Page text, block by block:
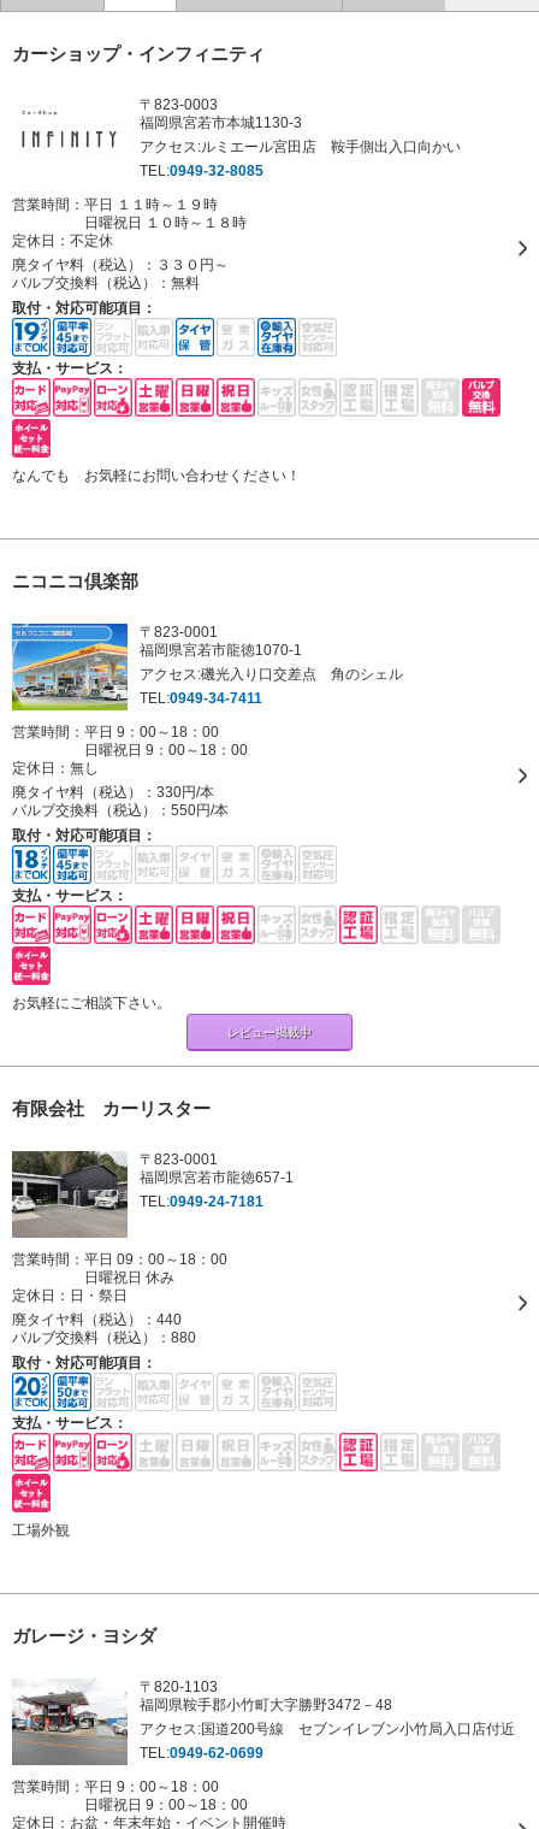
カーショップ・インフィニティ
〒823-0003
福岡県宮若市本城1130-3
アクセス:ルミエール宮田店 鞍手側出入口向かい
TEL:0949-32-8085
営業時間：平日 １１時～１９時
日曜祝日 １０時～１８時
定休日： 不定休
廃タイヤ料（税込）： ３３０円～
バルブ交換料（税込）： 無料
取付・対応可能項目：
支払・サービス：
なんでも お気軽にお問い合わせください！
ニコニコ倶楽部
〒823-0001
福岡県宮若市龍徳1070-1
アクセス:磯光入り口交差点 角のシェル
TEL:0949-34-7411
営業時間：平日 9：00～18：00
日曜祝日 9：00～18：00
定休日： 無し
廃タイヤ料（税込）： 330円/本
バルブ交換料（税込）： 550円/本
取付・対応可能項目：
支払・サービス：
お気軽にご相談下さい。
レビュー掲載中
有限会社 カーリスター
〒823-0001
福岡県宮若市龍徳657-1
TEL:0949-24-7181
営業時間：平日 09：00～18：00
日曜祝日 休み
定休日： 日・祭日
廃タイヤ料（税込）： 440
バルブ交換料（税込）： 880
取付・対応可能項目：
支払・サービス：
工場外観
ガレージ・ヨシダ
〒820-1103
福岡県鞍手郡小竹町大字勝野3472－48
アクセス:国道200号線 セブンイレブン小竹局入口店付近
TEL:0949-62-0699
営業時間：平日 9：00～18：00
日曜祝日 9：00～18：00
定休日： お盆・年末年始・イベント開催時